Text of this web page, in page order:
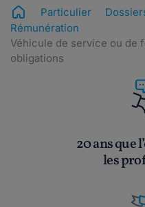
Particulier
Rémunération
Véhicule de service ou de
obligations
20 ans que
les